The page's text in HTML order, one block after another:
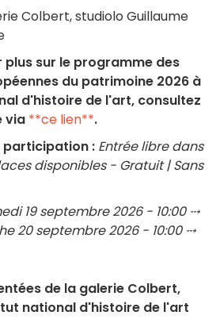
Colbert, studiolo Guillaume
plus sur le programme des
du patrimoine 2026 à
d'histoire de l'art, consultez
via **ce lien**.
participation : Entrée libre dans
disponibles - Gratuit | Sans
19 septembre 2026 - 10:00 ⤏
20 septembre 2026 - 10:00 ⤏
de la galerie Colbert,
national d'histoire de l'art